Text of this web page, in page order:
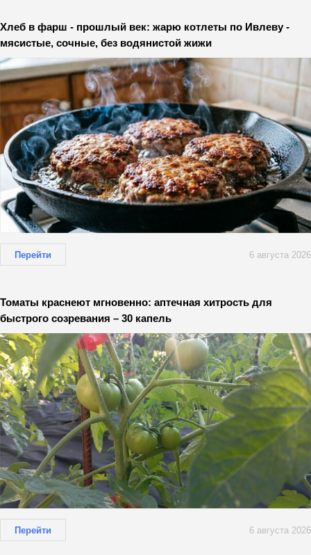
Хлеб в фарш - прошлый век: жарю котлеты по Ивлеву -
мясистые, сочные, без водянистой жижи
Перейти 6 августа 2026
Томаты краснеют мгновенно: аптечная хитрость для
быстрого созревания – 30 капель
Перейти 6 августа 2026